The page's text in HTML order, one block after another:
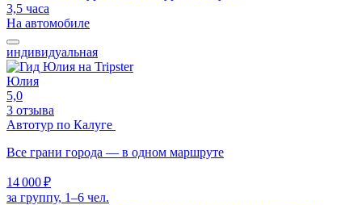
3,5 часа
На автомобиле
индивидуальная
Юлия
5,0
3 отзыва
Автотур по Калуге
Все грани города — в одном маршруте
14 000 ₽
за группу, 1–6 чел.